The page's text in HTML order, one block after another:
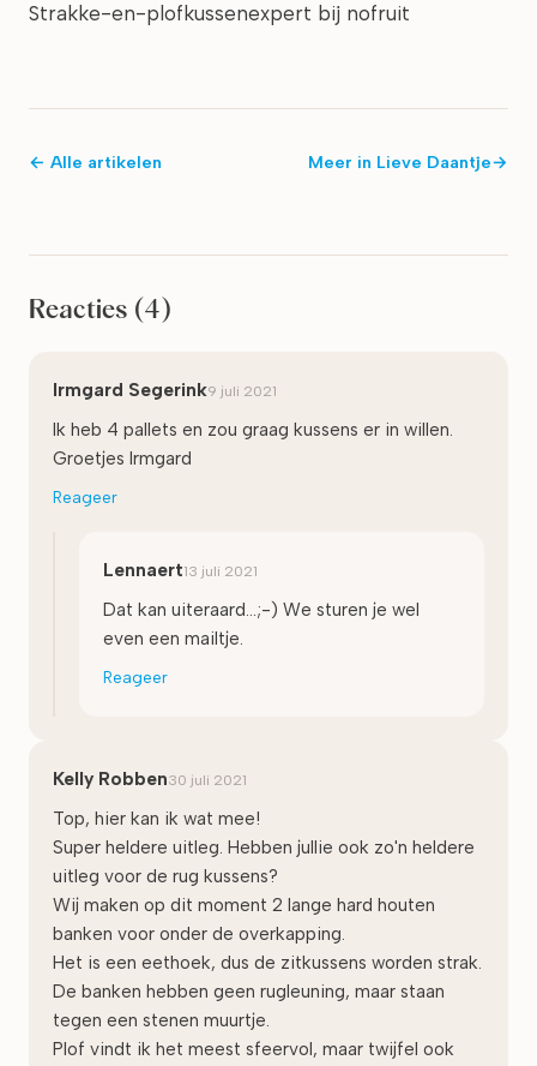
Strakke-en-plofkussenexpert bij nofruit
← Alle artikelen Meer in Lieve Daantje→
Reacties (4)
Irmgard Segerink9 juli 2021
Ik heb 4 pallets en zou graag kussens er in willen.
Groetjes Irmgard
Reageer
Lennaert13 juli 2021
Dat kan uiteraard...;-) We sturen je wel
even een mailtje.
Reageer
Kelly Robben30 juli 2021
Top, hier kan ik wat mee!
Super heldere uitleg. Hebben jullie ook zo'n heldere
uitleg voor de rug kussens?
Wij maken op dit moment 2 lange hard houten
banken voor onder de overkapping.
Het is een eethoek, dus de zitkussens worden strak.
De banken hebben geen rugleuning, maar staan
tegen een stenen muurtje.
Plof vindt ik het meest sfeervol, maar twijfel ook